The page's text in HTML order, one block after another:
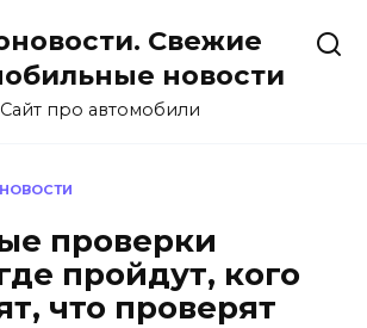
Свежие
новости
Сайт про автомобили
проверки
пройдут, кого
что проверят